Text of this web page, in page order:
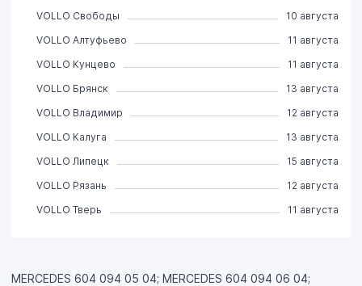
MERCEDES 604 094 05 04; MERCEDES 604 094 06 04;
VOLLO Свободы
10 августа
VOLLO Алтуфьево
11 августа
VOLLO Кунцево
11 августа
VOLLO Брянск
13 августа
VOLLO Владимир
12 августа
VOLLO Калуга
13 августа
VOLLO Липецк
15 августа
VOLLO Рязань
12 августа
VOLLO Тверь
11 августа